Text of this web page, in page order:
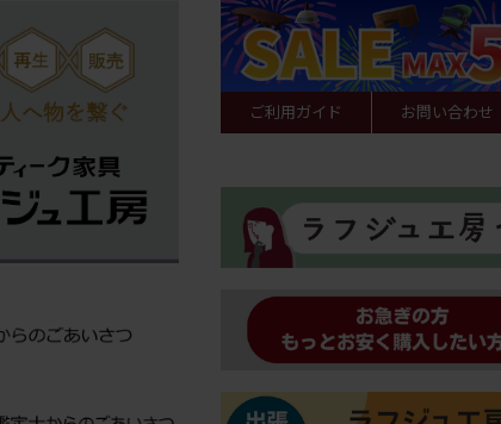
ご利用ガイド お問い合わせ